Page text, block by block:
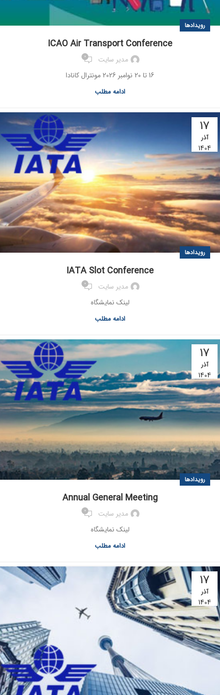
رویدادها
ICAO Air Transport Conference
مدیر سایت 0
16 تا 20 نوامبر 2026 مونترال کانادا
ادامه مطلب
17
آذر
1404
رویدادها
IATA Slot Conference
مدیر سایت 0
لینک نمایشگاه
ادامه مطلب
17
آذر
1404
رویدادها
Annual General Meeting
مدیر سایت 0
لینک نمایشگاه
ادامه مطلب
17
آذر
1404